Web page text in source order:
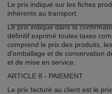
Le prix indiqué sur les fiches
inhérents au transport.
Le prix indiqué dans la
définitif exprimé toutes taxes
comprend le prix des produits,
d'emballage et de conservation
et de mise en service.
ARTICLE 8 - PAIEMENT
Le prix facturé au client est le